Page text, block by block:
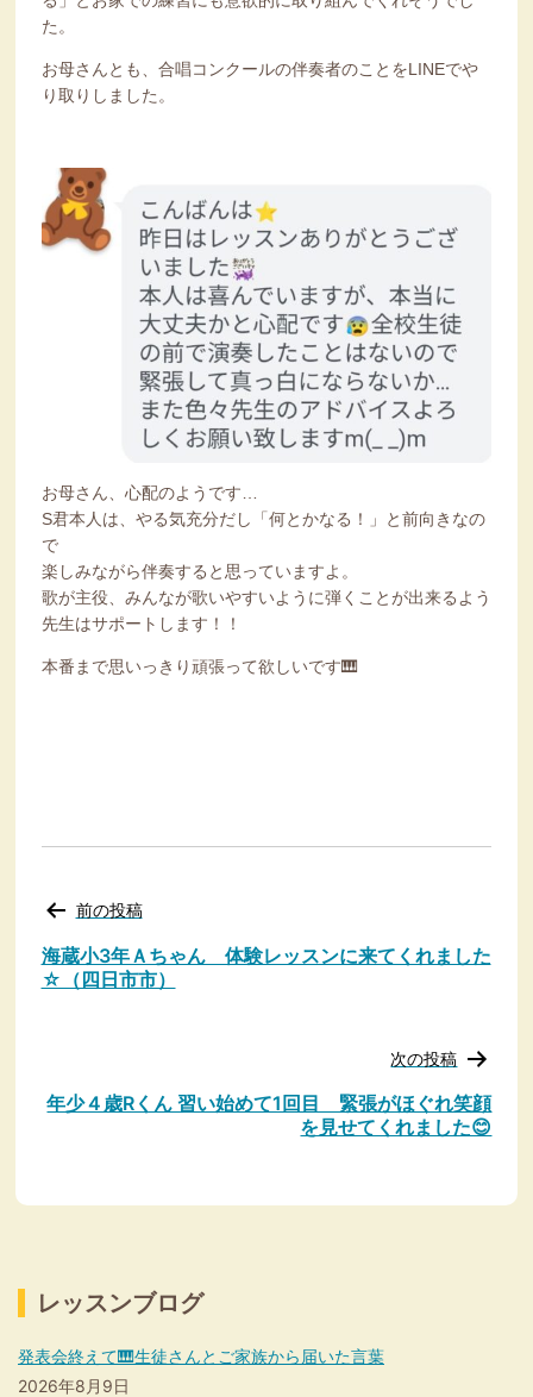
た。
お母さんとも、合唱コンクールの伴奏者のことをLINEでや
り取りしました。
お母さん、心配のようです…
S君本人は、やる気充分だし「何とかなる！」と前向きなの
で
楽しみながら伴奏すると思っていますよ。
歌が主役、みんなが歌いやすいように弾くことが出来るよう
先生はサポートします！！
本番まで思いっきり頑張って欲しいです🎹
投
ナ
ビ
ン
前の投稿
海蔵小3年Ａちゃん 体験レッスンに来てくれました
☆（四日市市）
次の投稿
年少４歳Rくん 習い始めて1回目 緊張がほぐれ笑顔
を見せてくれました😊
レッスンブログ
発表会終えて🎹生徒さんとご家族から届いた言葉
2026年8月9日